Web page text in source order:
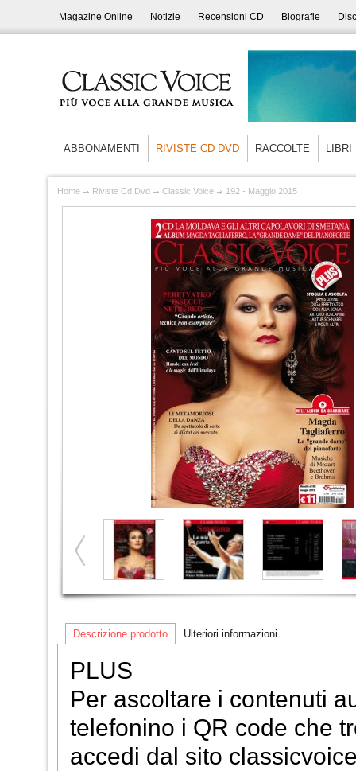
Magazine Online Notizie Recensioni CD Biografie
ABBONAMENTI RIVISTE CD DVD RACCOLTE LIBRI
Home Riviste Cd Dvd Classic Voice 192 - Maggio 2015
Descrizione prodotto Ulteriori informazioni
PLUS
Per ascoltare i contenuti
telefonino i QR code che
accedi dal sito